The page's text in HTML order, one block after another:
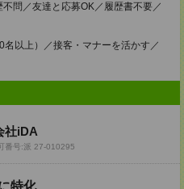
問／友達と応募OK／履歴書不要／
以上）／接客・マナーを活かす／
社iDA
番号:派 27-010295
特化